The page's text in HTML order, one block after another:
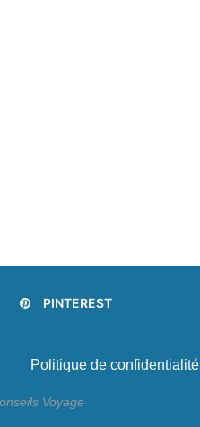
PINTEREST
Politique de confidentialité
Voyage